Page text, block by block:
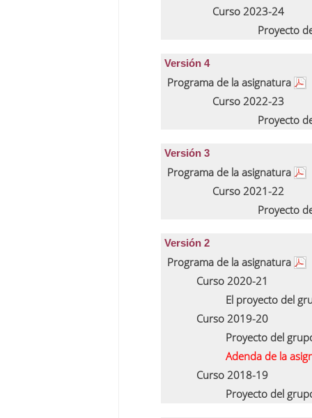
Curso 2023-24
Proyecto
Versión 4
Programa de la asignatura
Curso 2022-23
Proyecto
Versión 3
Programa de la asignatura
Curso 2021-22
Proyecto
Versión 2
Programa de la asignatura
Curso 2020-21
El proyecto del
Curso 2019-20
Proyecto del
Adenda de la
Curso 2018-19
Proyecto del